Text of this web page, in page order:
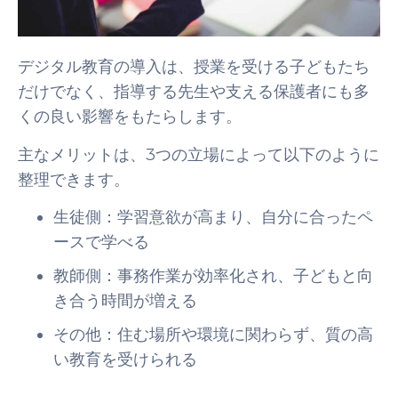
デジタル教育の導入は、授業を受ける子どもたち
だけでなく、指導する先生や支える保護者にも多
くの良い影響をもたらします。
主なメリットは、3つの立場によって以下のように
整理できます。
生徒側：学習意欲が高まり、自分に合ったペ
ースで学べる
教師側：事務作業が効率化され、子どもと向
き合う時間が増える
その他：住む場所や環境に関わらず、質の高
い教育を受けられる